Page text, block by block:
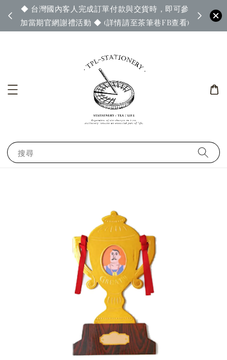
◆ 台灣國內客人完成訂單付款與交貨時，即可參
加當期官網謝禮活動 ◆ (詳情請至茶筆巷FB查看)
◆ 官
搜尋